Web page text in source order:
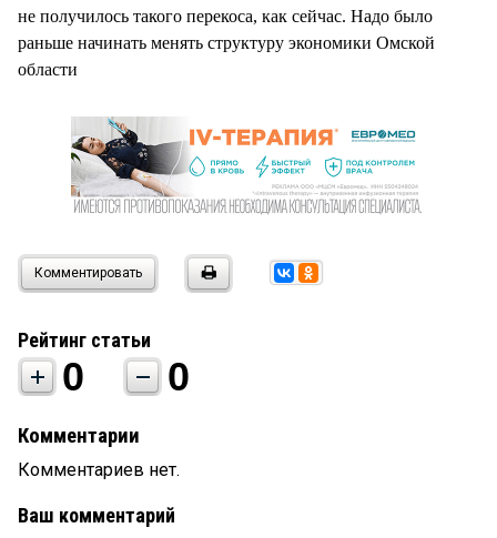
не получилось такого перекоса, как сейчас. Надо было
раньше начинать менять структуру экономики Омской
области
Комментировать
Рейтинг статьи
0 0
Комментарии
Комментариев нет.
Ваш комментарий